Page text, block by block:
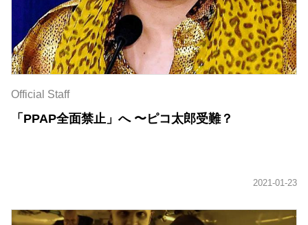
Official Staff
「PPAP全面禁止」へ 〜ピコ太郎受難？